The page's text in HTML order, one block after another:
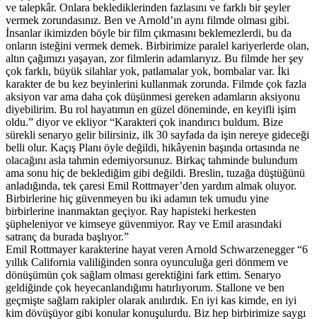
ve talepkâr. Onlara beklediklerinden fazlasını ve farklı bir şeyler
vermek zorundasınız. Ben ve Arnold’ın aynı filmde olması gibi.
İnsanlar ikimizden böyle bir film çıkmasını beklemezlerdi, bu da
onların isteğini vermek demek. Birbirimize paralel kariyerlerde olan,
altın çağımızı yaşayan, zor filmlerin adamlarıyız. Bu filmde her şey
çok farklı, büyük silahlar yok, patlamalar yok, bombalar var. İki
karakter de bu kez beyinlerini kullanmak zorunda. Filmde çok fazla
aksiyon var ama daha çok düşünmesi gereken adamların aksiyonu
diyebilirim. Bu rol hayatımın en güzel döneminde, en keyifli işim
oldu.” diyor ve ekliyor “Karakteri çok inandırıcı buldum. Bize
sürekli senaryo gelir bilirsiniz, ilk 30 sayfada da işin nereye gideceği
belli olur. Kaçış Planı öyle değildi, hikâyenin başında ortasında ne
olacağını asla tahmin edemiyorsunuz. Birkaç tahminde bulundum
ama sonu hiç de beklediğim gibi değildi. Breslin, tuzağa düştüğünü
anladığında, tek çaresi Emil Rottmayer’den yardım almak oluyor.
Birbirlerine hiç güvenmeyen bu iki adamın tek umudu yine
birbirlerine inanmaktan geçiyor. Ray hapisteki herkesten
şüpheleniyor ve kimseye güvenmiyor. Ray ve Emil arasındaki
satranç da burada başlıyor.”
Emil Rottmayer karakterine hayat veren Arnold Schwarzenegger “6
yıllık California valiliğinden sonra oyunculuğa geri dönmem ve
dönüşümün çok sağlam olması gerektiğini fark ettim. Senaryo
geldiğinde çok heyecanlandığımı hatırlıyorum. Stallone ve ben
geçmişte sağlam rakipler olarak anılırdık. En iyi kas kimde, en iyi
kim dövüşüyor gibi konular konuşulurdu. Biz hep birbirimize saygı